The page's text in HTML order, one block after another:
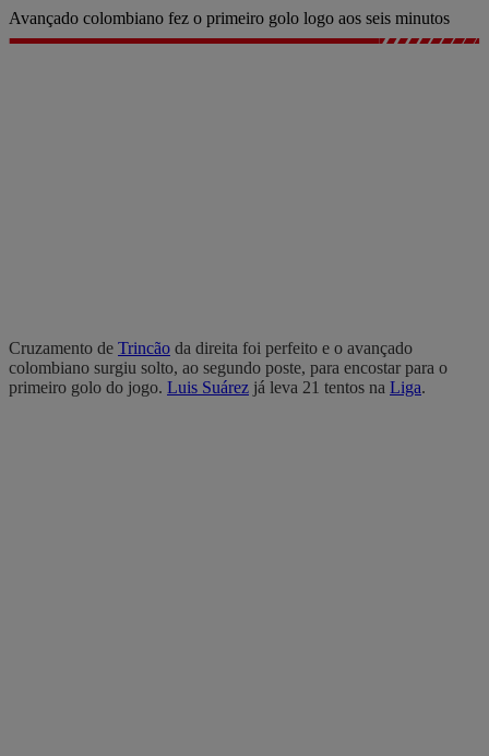
Avançado colombiano fez o primeiro golo logo aos seis minutos
Cruzamento de Trincão da direita foi perfeito e o avançado
colombiano surgiu solto, ao segundo poste, para encostar para o
primeiro golo do jogo. Luis Suárez já leva 21 tentos na Liga.